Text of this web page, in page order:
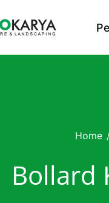
Home
Bollard